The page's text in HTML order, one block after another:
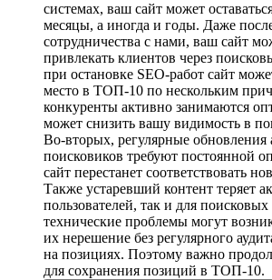
системах, ваш сайт может
месяцы, а иногда и годы. Даже
сотрудничества с нами, ваш сайт
привлекать клиентов через
при остановке SEO-работ сайт
место в ТОП-10 по нескольким
конкуренты активно занимаются
может снизить вашу видимость в
Во-вторых, регулярные обновления
поисковиков требуют постоянной
сайт перестанет соответствовать
Также устаревший контент теряет
пользователей, так и для
технические проблемы могут
их нерешение без регулярного
на позициях. Поэтому важно
для сохранения позиций в ТОП-10.